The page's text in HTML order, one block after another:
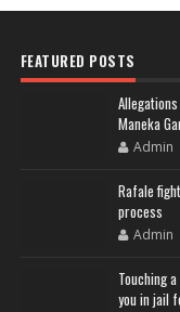
FEATURED POSTS
Maneka
Admin
Rafale
process
Admin
Touching
you in jail